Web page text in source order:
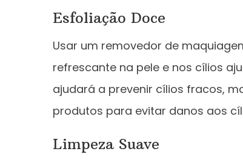
Esfoliação Doce
Usar um removedor de
refrescante na pele e nos cílios
ajudará a prevenir cílios fracos,
produtos para evitar danos aos
Limpeza Suave